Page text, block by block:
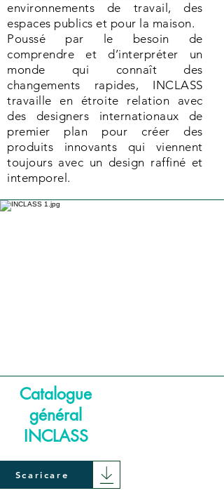
environnements de travail, des
espaces publics et pour la maison.
Poussé par le besoin de
comprendre et d’interpréter un
monde qui connaît des
changements rapides, INCLASS
travaille en étroite relation avec
des designers internationaux de
premier plan pour créer des
produits innovants qui viennent
toujours avec un design raffiné et
intemporel.
Catalogue
général
INCLASS
Scaricare